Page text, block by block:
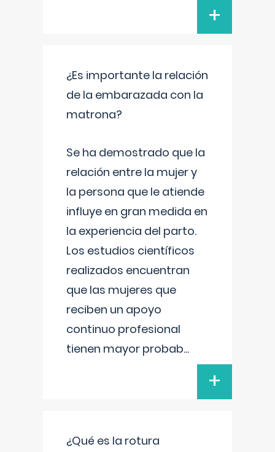
+
¿Es importante la relación
de la embarazada con la
matrona?
Se ha demostrado que la
relación entre la mujer y
la persona que le atiende
influye en gran medida en
la experiencia del parto.
Los estudios científicos
realizados encuentran
que las mujeres que
reciben un apoyo
continuo profesional
tienen mayor probab...
+
¿Qué es la rotura